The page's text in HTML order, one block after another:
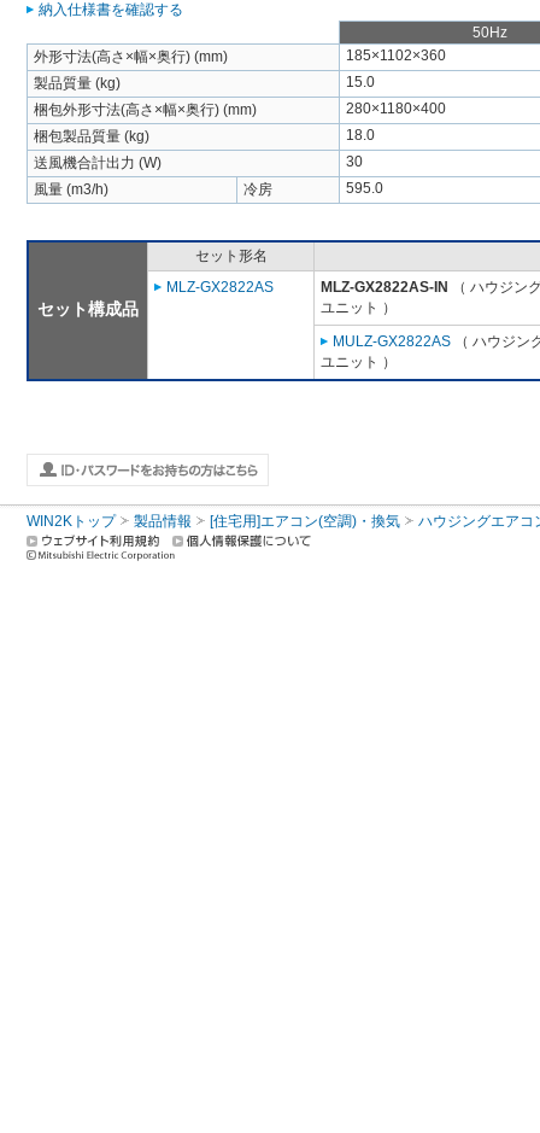
納入仕様書を確認する
50Hz
外形寸法(高さ×幅×奥行) (mm)
185×1102×360
製品質量 (kg)
15.0
梱包外形寸法(高さ×幅×奥行) (mm)
280×1180×400
梱包製品質量 (kg)
18.0
送風機合計出力 (W)
30
風量 (m3/h)
冷房 595.0
セット構成品
セット形名
MLZ-GX2822AS
MLZ-GX2822AS-IN
（ ハウジン
ユニット ）
MULZ-GX2822AS （ ハウジン
ユニット ）
WIN2Kトップ 製品情報 [住宅用]エアコン(空調)・換気 ハウジングエアコ